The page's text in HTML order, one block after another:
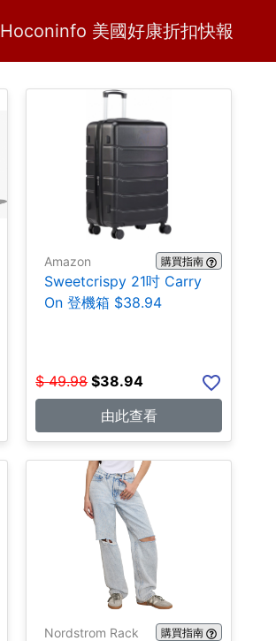
Hoconinfo 美國好康折扣快報
H Home
Amazon 購買指南
Sweetcrispy 21吋 Carry
On 登機箱 $38.94
$ 49.98 $38.94
由此查看
Nordstrom Rack 購買指南